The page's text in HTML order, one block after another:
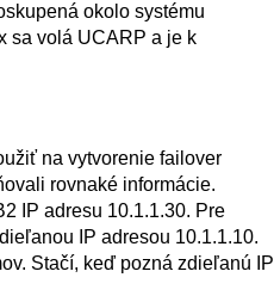
okolo systému
sa volá UCARP a je k
na vytvorenie failover
rovnaké informácie.
IP adresu 10.1.1.30. Pre
IP adresou 10.1.1.10.
Stačí, keď pozná zdieľanú IP